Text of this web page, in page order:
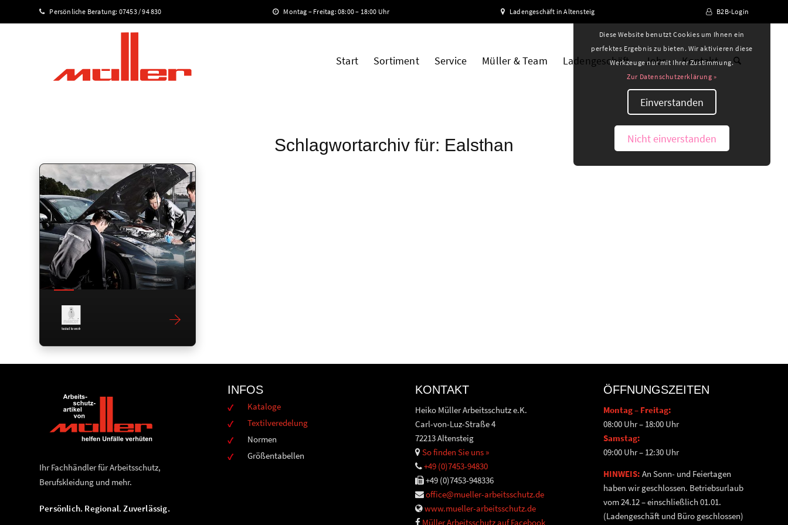
Persönliche Beratung: 07453 / 94 830 Montag – Freitag: 08:00 – 18:00 Uhr Ladengeschäft in Altensteig B2B-Login
Start Sortiment Service Müller & Team Ladengeschäft Jobs Kontakt
Schlagwortarchiv für: Ealsthan
Ihr Fachhändler für Arbeitsschutz,
Berufskleidung und mehr.
Persönlich. Regional. Zuverlässig.
INFOS
Kataloge
Textilveredelung
Normen
Größentabellen
KONTAKT
Heiko Müller Arbeitsschutz e.K.
Carl-von-Luz-Straße 4
72213 Altensteig
So finden Sie uns »
+49 (0)7453-94830
+49 (0)7453-948336
office@mueller-arbeitsschutz.de
www.mueller-arbeitsschutz.de
Müller Arbeitsschutz auf Facebook
ÖFFNUNGSZEITEN
Montag – Freitag:
08:00 Uhr – 18:00 Uhr
Samstag:
09:00 Uhr – 12:30 Uhr
HINWEIS: An Sonn- und Feiertagen
haben wir geschlossen. Betriebsurlaub
vom 24.12 – einschließlich 01.01.
(Ladengeschäft und Büro geschlossen)
Diese Website benutzt Cookies um Ihnen ein
perfektes Ergebnis zu bieten. Wir aktivieren diese
Werkzeuge nur mit Ihrer Zustimmung.
Zur Datenschutzerklärung »
Einverstanden
Nicht einverstanden